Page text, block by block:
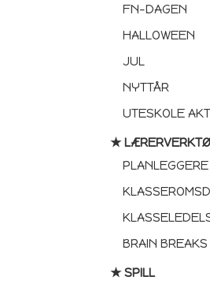
FN-DAGEN
HALLOWEEN
JUL
NYTTÅR
UTESKOLE
★
PLANLEGGERE
BRAIN BREAKS
★ SPILL